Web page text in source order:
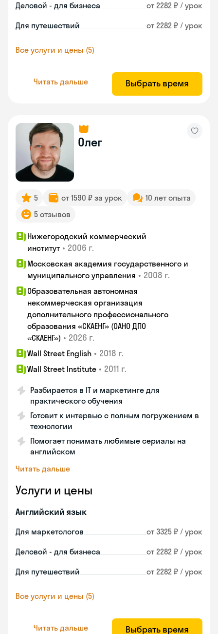
Деловой - для бизнеса от 2282 ₽ / урок
Для путешествий от 2282 ₽ / урок
Все услуги и цены (5)
Читать дальше Выбрать время
Олег
5 от 1590 ₽ за урок
10 лет опыта
5 отзывов
Нижегородский коммерческий
институт • 2006 г.
Московская академия государственного и
муниципального управления • 2008 г.
Образовательная автономная
некоммерческая организация
дополнительного профессионального
образования «СКАЕНГ» (ОАНО ДПО
«СКАЕНГ») • 2026 г.
Wall Street English • 2018 г.
Wall Street Institute • 2011 г.
Разбирается в IT и маркетинге для
практического обучения
Готовит к интервью с полным погружением в
технологии
Помогает понимать любимые сериалы на
английском
Читать дальше
Услуги и цены
Английский язык
Для маркетологов от 3325 ₽ / урок
Деловой - для бизнеса от 2282 ₽ / урок
Для путешествий от 2282 ₽ / урок
Все услуги и цены (5)
Читать дальше Выбрать время